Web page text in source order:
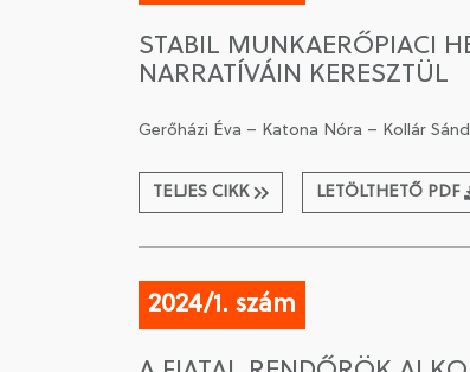
STABIL MUNKAERŐPIACI
NARRATÍVÁIN KERESZTÜL
Gerőházi Éva – Katona Nóra – Kollár
TELJES CIKK LETÖLTHETŐ PDF
2024/1. szám